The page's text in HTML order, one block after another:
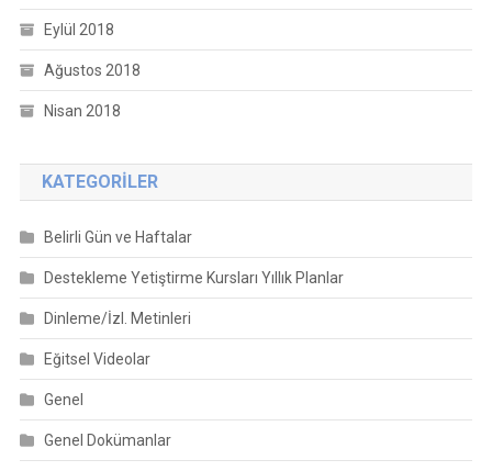
Eylül 2018
Ağustos 2018
Nisan 2018
KATEGORILER
Belirli Gün ve Haftalar
Destekleme Yetiştirme Kursları Yıllık Planlar
Dinleme/İzl. Metinleri
Eğitsel Videolar
Genel
Genel Dokümanlar